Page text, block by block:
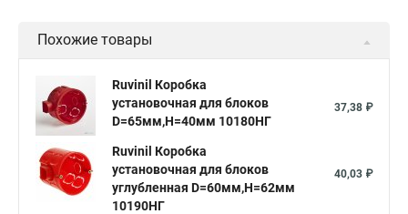
Похожие товары
Ruvinil Коробка
установочная для блоков
D=65мм,H=40мм 10180НГ
37,38 ₽
Ruvinil Коробка
установочная для блоков
углубленная D=60мм,Н=62мм
10190НГ
40,03 ₽